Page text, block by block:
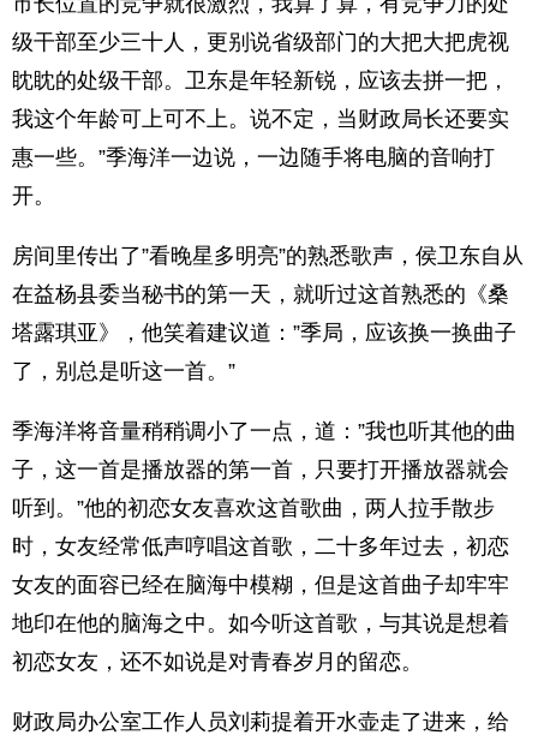
级干部至少三十人，更别说省级部门的大把大把虎视
眈眈的处级干部。卫东是年轻新锐，应该去拼一把，
我这个年龄可上可不上。说不定，当财政局长还要实
惠一些。”季海洋一边说，一边随手将电脑的音响打
开。
房间里传出了”看晚星多明亮”的熟悉歌声，侯卫东自从
在益杨县委当秘书的第一天，就听过这首熟悉的《桑
塔露琪亚》，他笑着建议道：”季局，应该换一换曲子
了，别总是听这一首。”
季海洋将音量稍稍调小了一点，道：”我也听其他的曲
子，这一首是播放器的第一首，只要打开播放器就会
听到。”他的初恋女友喜欢这首歌曲，两人拉手散步
时，女友经常低声哼唱这首歌，二十多年过去，初恋
女友的面容已经在脑海中模糊，但是这首曲子却牢牢
地印在他的脑海之中。如今听这首歌，与其说是想着
初恋女友，还不如说是对青春岁月的留恋。
财政局办公室工作人员刘莉提着开水壶走了进来，给